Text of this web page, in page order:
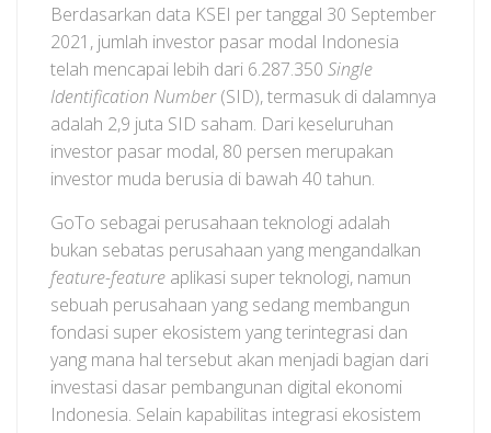
Berdasarkan data KSEI per tanggal 30 September
2021, jumlah investor pasar modal Indonesia
telah mencapai lebih dari 6.287.350 Single
Identification Number(SID), termasuk di dalamnya
adalah 2,9 juta SID saham. Dari keseluruhan
investor pasar modal, 80 persen merupakan
investor muda berusia di bawah 40 tahun.
GoTo sebagai perusahaan teknologi adalah
bukan sebatas perusahaan yang mengandalkan
feature-feature aplikasi super teknologi, namun
sebuah perusahaan yang sedang membangun
fondasi super ekosistem yang terintegrasi dan
yang mana hal tersebut akan menjadi bagian dari
investasi dasar pembangunan digital ekonomi
Indonesia. Selain kapabilitas integrasi ekosistem